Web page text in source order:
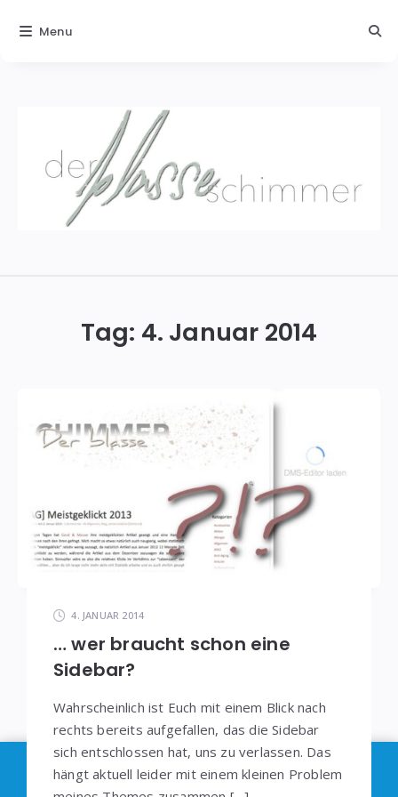
Tag: 4. Januar 2014
4. JANUAR 2014
… wer braucht schon eine
Sidebar?
Wahrscheinlich ist Euch mit einem Blick nach
rechts bereits aufgefallen, das die Sidebar
sich entschlossen hat, uns zu verlassen. Das
hängt aktuell leider mit einem kleinen Problem
Menu
Im Sinne der DSGVO : Die Erfassung Deiner Daten